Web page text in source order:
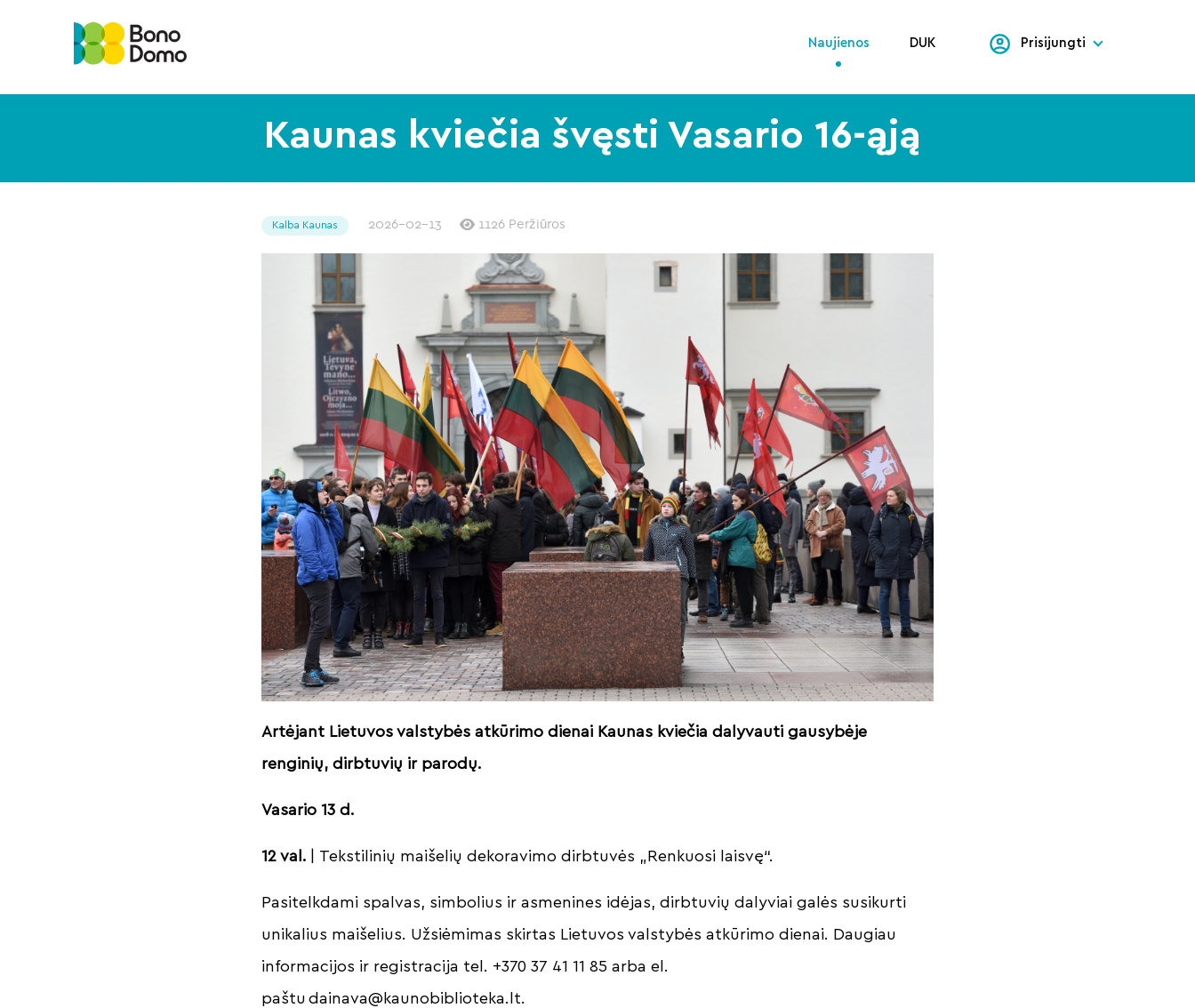
Naujienos DUK Prisijungti
Kaunas kviečia švęsti Vasario 16-ąją
Kalba Kaunas 2026-02-13 1126 Peržiūros
Artėjant Lietuvos valstybės atkūrimo dienai Kaunas kviečia dalyvauti gausybėje
renginių, dirbtuvių ir parodų.
Vasario 13 d.
12 val. | Tekstilinių maišelių dekoravimo dirbtuvės „Renkuosi laisvę“.
Pasitelkdami spalvas, simbolius ir asmenines idėjas, dirbtuvių dalyviai galės susikurti
unikalius maišelius. Užsiėmimas skirtas Lietuvos valstybės atkūrimo dienai. Daugiau
informacijos ir registracija tel. +370 37 41 11 85 arba el.
paštudainava@kaunobiblioteka.lt.